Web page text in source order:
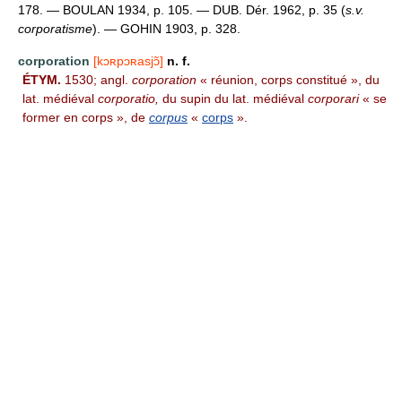
178. — BOULAN 1934, p. 105. — DUB. Dér. 1962, p. 35 (s.v.
corporatisme). — GOHIN 1903, p. 328.
corporation [kɔʀpɔʀasjɔ̃] n. f.
ÉTYM. 1530; angl. corporation « réunion, corps constitué », du
lat. médiéval corporatio, du supin du lat. médiéval corporari« se
former en corps », de corpus « corps ».